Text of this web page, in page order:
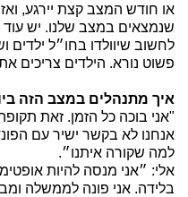
או חודש המצב קצת יירגע, ואז
שנמצאים במצב שלנו. יש עוד
לחשוב שיוולדו בחו״ל ילדים
פשוט נורא. הילדים צריכים
איך מתנהלים במצב הזה
"אני בוכה כל הזמן. זאת
אנחנו לא בקשר ישיר עם
למה שקורה איתנו״.
אלי: ״אני מנסה להיות
בלידה. אני פונה לממשלה